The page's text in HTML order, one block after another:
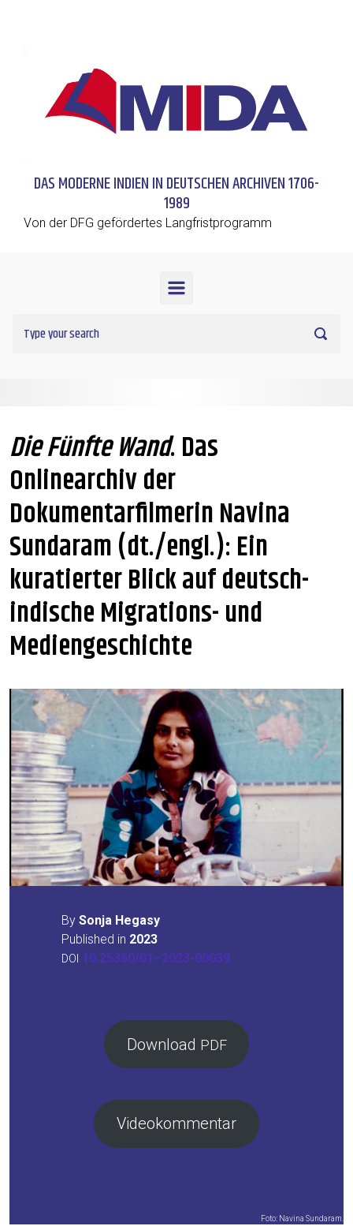
DAS MODERNE INDIEN IN DEUTSCHEN ARCHIVEN 1706-
1989
Von der DFG gefördertes Langfristprogramm
Die Fünfte Wand. Das
Onlinearchiv der
Dokumentarfilmerin Navina
Sundaram (dt./engl.): Ein
kuratierter Blick auf deutsch-
indische Migrations- und
Mediengeschichte
By Son­ja Hega­sy
Published in 2023
DOI 10.25360/01–2023-00039
Down­load PDF
Video­kom­men­tar
Foto: Navina Sundaram.